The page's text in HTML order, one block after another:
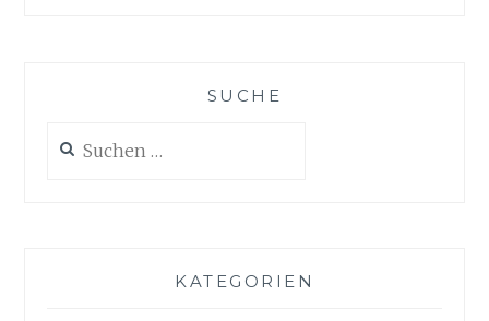
SUCHE
nach:
KATEGORIEN